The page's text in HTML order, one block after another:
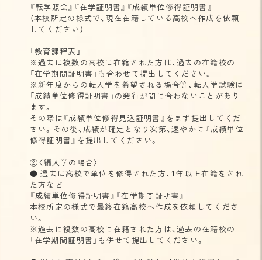
『転学照会』『在学証明書』『成績単位修得証明書』
（本校所定の様式で、現在在籍している高校へ作成を依頼
してください）
「教育課程表」
※過去に複数の高校に在籍された方は、過去の在籍校の
「在学期間証明書」も合わせて提出してください。
※新年度からの転入学を希望される場合等、転入学試験に
「成績単位修得証明書」の発行が間に合わないことがあり
ます。
その際は『成績単位修得見込証明書』をまず提出してくだ
さい。その後、成績が確定となり次第、速やかに『成績単位
修得証明書』を提出してください。
②〈編入学の場合〉
● 過去に高校で単位を修得された方、1年以上在籍をされ
た方など
『成績単位修得証明書』『在学期間証明書』
本校所定の様式で最終在籍高校へ作成を依頼してくださ
い。
※過去に複数の高校に在籍された方は、過去の在籍校の
「在学期間証明書」も併せて提出してください。